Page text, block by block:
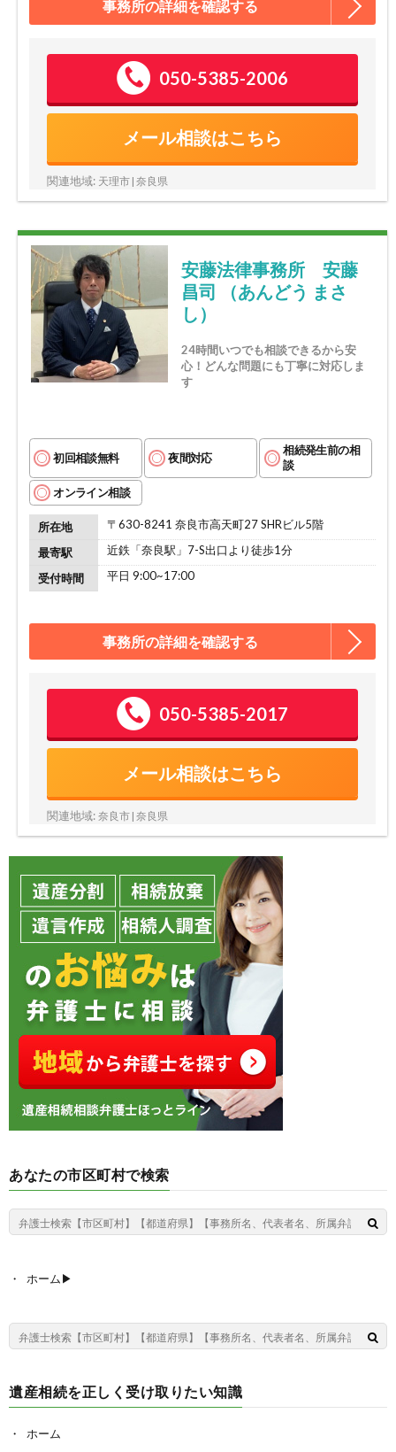
事務所の詳細を確認する
050-5385-2006
メール相談はこちら
関連地域: 天理市 | 奈良県
安藤法律事務所 安藤
昌司 （あんどう まさ
し）
24時間いつでも相談できるから安
心！どんな問題にも丁寧に対応しま
す
初回相談無料 夜間対応
相続発生前の相
談
オンライン相談
所在地
〒630-8241 奈良市高天町27 SHRビル5階
最寄駅
近鉄「奈良駅」7-S出口より徒歩1分
受付時間
平日 9:00~17:00
事務所の詳細を確認する
050-5385-2017
メール相談はこちら
関連地域: 奈良市 | 奈良県
あなたの市区町村で検索
ホーム▶︎
遺産相続を正しく受け取りたい知識
ホーム